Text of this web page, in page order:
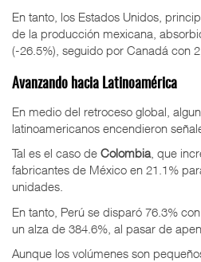
En tanto, los Estados Unidos,
de la producción mexicana,
(-26.5%), seguido por Canadá con
Avanzando hacia Latinoamérica
En medio del retroceso global,
latinoamericanos encendieron
Tal es el caso de Colombia, que
fabricantes de México en 21.1%
unidades.
En tanto, Perú se disparó 76.3%
un alza de 384.6%, al pasar de
Aunque los volúmenes son